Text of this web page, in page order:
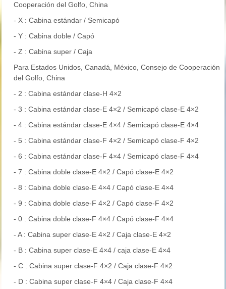
Cooperación del Golfo, China
- X : Cabina estándar / Semicapó
- Y : Cabina doble / Capó
- Z : Cabina super / Caja
Para Estados Unidos, Canadá, México, Consejo de Cooperación
del Golfo, China
- 2 : Cabina estándar clase-H 4×2
- 3 : Cabina estándar clase-E 4×2 / Semicapó clase-E 4×2
- 4 : Cabina estándar clase-E 4×4 / Semicapó clase-E 4×4
- 5 : Cabina estándar clase-F 4×2 / Semicapó clase-F 4×2
- 6 : Cabina estándar clase-F 4×4 / Semicapó clase-F 4×4
- 7 : Cabina doble clase-E 4×2 / Capó clase-E 4×2
- 8 : Cabina doble clase-E 4×4 / Capó clase-E 4×4
- 9 : Cabina doble clase-F 4×2 / Capó clase-F 4×2
- 0 : Cabina doble clase-F 4×4 / Capó clase-F 4×4
- A : Cabina super clase-E 4×2 / Caja clase-E 4×2
- B : Cabina super clase-E 4×4 / caja clase-E 4×4
- C : Cabina super clase-F 4×2 / Caja clase-F 4×2
- D : Cabina super clase-F 4×4 / Caja clase-F 4×4